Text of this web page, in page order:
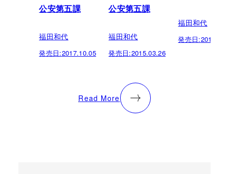
公安第五課
福田和代
発売日:2017.10.05
公安第五課
福田和代
発売日:2015.03.26
福田和代
発売日:
Read More